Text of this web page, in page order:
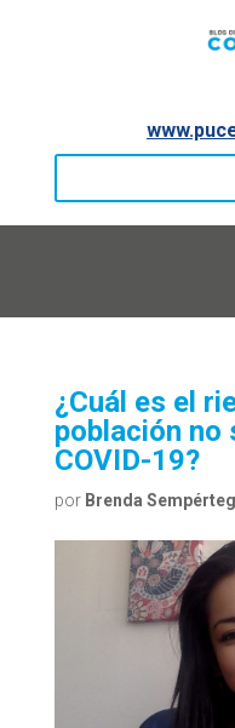
¿Cuál es el
población no
COVID-19?
por Brenda